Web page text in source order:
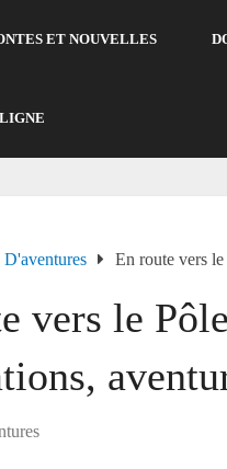
ET NOUVELLES
D'aventures En route vers
vers le